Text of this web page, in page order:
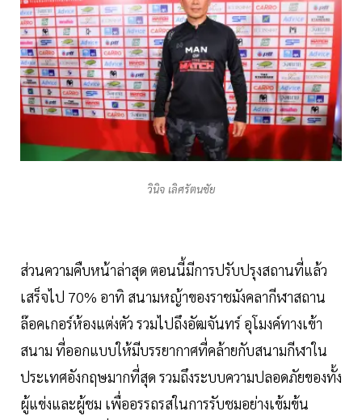
วินิจ เลิศรัตนชัย
ส่วนความคืบหน้าล่าสุด ตอนนี้มีการปรับปรุงสถานที่แล้ว
เสร็จไป 70% อาทิ สนามหญ้าของราชมังคลากีฬาสถาน
ล๊อคเกอร์ห้องแต่งตัว รวมไปถึงอัฒจันทร์ อุโมงค์ทางเข้า
สนาม ที่ออกแบบให้มีบรรยากาศที่คล้ายกับสนามกีฬาใน
ประเทศอังกฤษมากที่สุด รวมถึงระบบความปลอดภัยของทั้ง
ผู้แข่งและผู้ชม เพื่ออรรถรสในการรับชมอย่างเข้มข้น